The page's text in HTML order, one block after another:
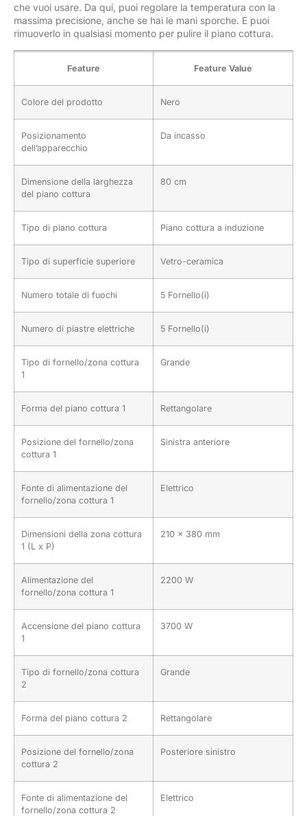
che vuoi usare. Da qui, puoi regolare la temperatura con la
massima precisione, anche se hai le mani sporche. E puoi
rimuoverlo in qualsiasi momento per pulire il piano cottura.
Feature Feature Value
Colore del prodotto Nero
Posizionamento
dell’apparecchio
Da incasso
Dimensione della larghezza
del piano cottura
80 cm
Tipo di piano cottura Piano cottura a induzione
Tipo di superficie superiore Vetro-ceramica
Numero totale di fuochi 5 Fornello(i)
Numero di piastre elettriche 5 Fornello(i)
Tipo di fornello/zona cottura
1
Grande
Forma del piano cottura 1 Rettangolare
Posizione del fornello/zona
cottura 1
Sinistra anteriore
Fonte di alimentazione del
fornello/zona cottura 1
Elettrico
Dimensioni della zona cottura
1 (L x P)
210 x 380 mm
Alimentazione del
fornello/zona cottura 1
2200 W
Accensione del piano cottura
1
3700 W
Tipo di fornello/zona cottura
2
Grande
Forma del piano cottura 2 Rettangolare
Posizione del fornello/zona
cottura 2
Posteriore sinistro
Fonte di alimentazione del
fornello/zona cottura 2
Elettrico